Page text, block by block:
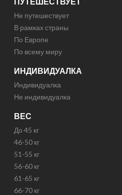
Не путешествует
В рамках страны
По Европе
По всему миру
ИНДИВИДУАЛКА
Индивидуалка
Не индивидуалка
ВЕС
До 45 кг
46-50 кг
51-55 кг
56-60 кг
61-65 кг
66-70 кг